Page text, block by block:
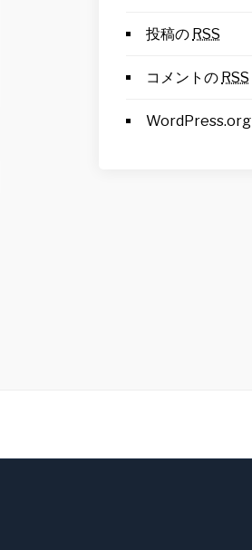
投稿の RSS
コメントの RSS
WordPress.org